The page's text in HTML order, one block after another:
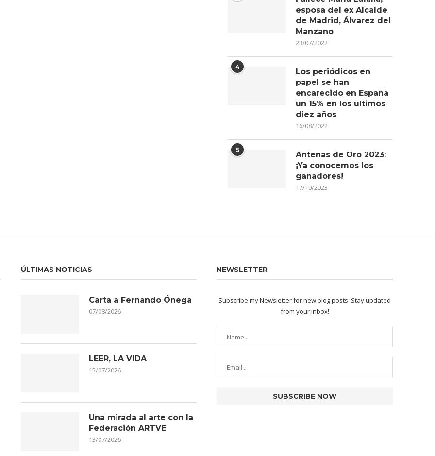
esposa del ex Alcalde
de Madrid, Álvarez del
Manzano
23/07/2022
4
Los periódicos en
papel se han
encarecido en España
un 15% en los últimos
diez años
16/08/2022
5
Antenas de Oro 2023:
¡Ya conocemos los
ganadores!
17/10/2023
ÚLTIMAS NOTICIAS
Carta a Fernando Ónega
07/08/2026
LEER, LA VIDA
15/07/2026
Una mirada al arte con la
Federación ARTVE
13/07/2026
NEWSLETTER
Subscribe my Newsletter for new blog posts. Stay updated
from your inbox!